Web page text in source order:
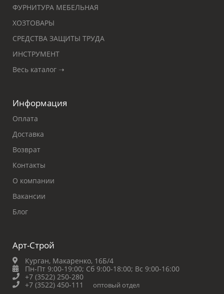
ФУРНИТУРА МЕБЕЛЬНАЯ
ХОЗТОВАРЫ
СРЕДСТВА ЗАЩИТЫ ТРУДА
ИНСТРУМЕНТ
Весь каталог ➝
Информация
Оплата
Доставка
Возврат
Контакты
О компании
Вакансии
Блог
Арт-Строй
Курган, Макаренко, 16Б/4
Пн-Пт 9:00-19:00; Сб 9:00-18:00; Вс 9:00-16:00
+7 (3522) 250-280
+7 (3522) 450-111
оптовый отдел